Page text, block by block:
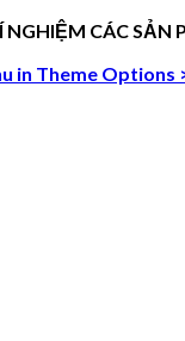
NGHIỆM CÁC SẢN
in Theme Options